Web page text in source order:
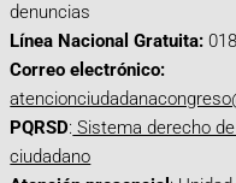
denuncias
Línea Nacional Gratuita:
Correo electrónico:
PQRSD: Sistema derecho
ciudadano